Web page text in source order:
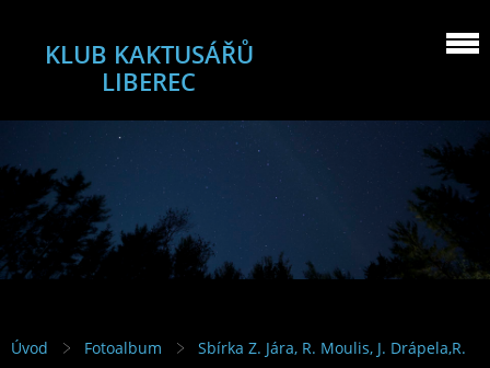
KLUB KAKTUSÁŘŮ
LIBEREC
Úvod Fotoalbum
Sbírka Z. Jára, R. Moulis, J. Drápela,R.